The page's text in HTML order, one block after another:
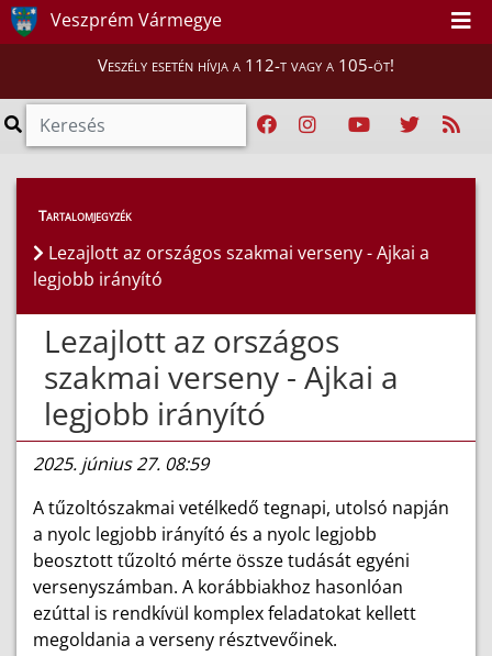
Veszprém Vármegye
Veszély esetén hívja a 112-t vagy a 105-öt!
Híreink > Hírek
Tartalomjegyzék
Lezajlott az országos szakmai verseny - Ajkai a
legjobb irányító
Lezajlott az országos
szakmai verseny - Ajkai a
legjobb irányító
2025. június 27. 08:59
A tűzoltószakmai vetélkedő tegnapi, utolsó napján
a nyolc legjobb irányító és a nyolc legjobb
beosztott tűzoltó mérte össze tudását egyéni
versenyszámban. A korábbiakhoz hasonlóan
ezúttal is rendkívül komplex feladatokat kellett
megoldania a verseny résztvevőinek.